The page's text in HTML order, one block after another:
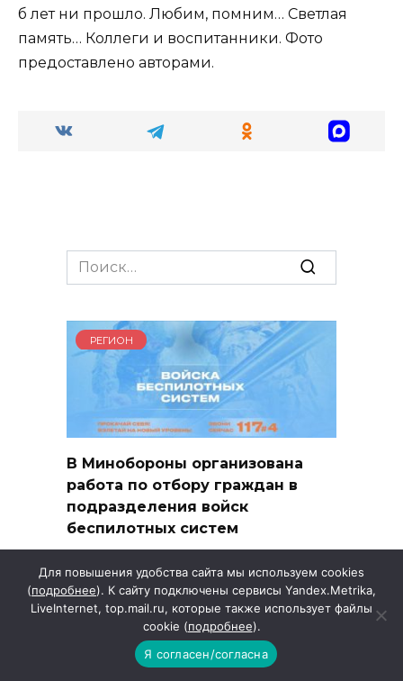
б лет ни прошло. Любим, помним… Светлая
память… Коллеги и воспитанники. Фото
предоставлено авторами.
Search
for:
РЕГИОН
В Минобороны организована
работа по отбору граждан в
подразделения войск
беспилотных систем
Погода
Для повышения удобства сайта мы используем cookies
(подробнее). К сайту подключены сервисы Yandex.Metrika,
LiveInternet, top.mail.ru, которые также использует файлы
cookie (подробнее).
Я согласен/согласна